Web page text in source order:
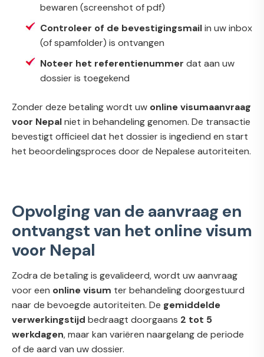
bewaren (screenshot of pdf)
Controleer of de bevestigingsmailin uw inbox
(of spamfolder) is ontvangen
Noteer het referentienummer dat aan uw
dossier is toegekend
Zonder deze betaling wordt uw online visumaanvraag
voor Nepalniet in behandeling genomen. De transactie
bevestigt officieel dat het dossier is ingediend en start
het beoordelingsproces door de Nepalese autoriteiten.
Opvolging van de aanvraag en
ontvangst van het online visum
voor Nepal
Zodra de betaling is gevalideerd, wordt uw aanvraag
voor een online visum ter behandeling doorgestuurd
naar de bevoegde autoriteiten. De gemiddelde
verwerkingstijd bedraagt doorgaans 2 tot 5
werkdagen, maar kan variëren naargelang de periode
of de aard van uw dossier.